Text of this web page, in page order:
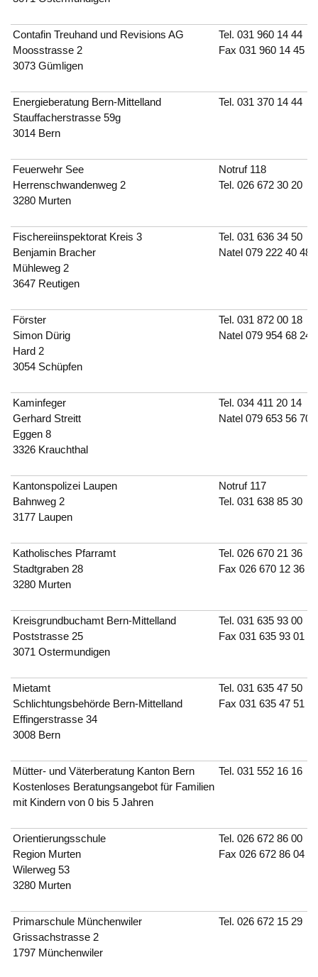
Contafin Treuhand und Revisions AG
Moosstrasse 2
3073 Gümligen
Tel. 031 960 14 44
Fax 031 960 14 45
Energieberatung Bern-Mittelland
Stauffacherstrasse 59g
3014 Bern
Tel. 031 370 14 44
Feuerwehr See
Herrenschwandenweg 2
3280 Murten
Notruf 118
Tel. 026 672 30 20
Fischereiinspektorat Kreis 3
Benjamin Bracher
Mühleweg 2
3647 Reutigen
Tel. 031 636 34 50
Natel 079 222 40 48
Förster
Simon Dürig
Hard 2
3054 Schüpfen
Tel. 031 872 00 18
Natel 079 954 68 24
Kaminfeger
Gerhard Streitt
Eggen 8
3326 Krauchthal
Tel. 034 411 20 14
Natel 079 653 56 70
Kantonspolizei Laupen
Bahnweg 2
3177 Laupen
Notruf 117
Tel. 031 638 85 30
Katholisches Pfarramt
Stadtgraben 28
3280 Murten
Tel. 026 670 21 36
Fax 026 670 12 36
Kreisgrundbuchamt Bern-Mittelland
Poststrasse 25
3071 Ostermundigen
Tel. 031 635 93 00
Fax 031 635 93 01
Mietamt
Schlichtungsbehörde Bern-Mittelland
Effingerstrasse 34
3008 Bern
Tel. 031 635 47 50
Fax 031 635 47 51
Mütter- und Väterberatung Kanton Bern
Kostenloses Beratungsangebot für Familien
mit Kindern von 0 bis 5 Jahren
Tel. 031 552 16 16
Orientierungsschule
Region Murten
Wilerweg 53
3280 Murten
Tel. 026 672 86 00
Fax 026 672 86 04
Primarschule Münchenwiler
Grissachstrasse 2
1797 Münchenwiler
Tel. 026 672 15 29